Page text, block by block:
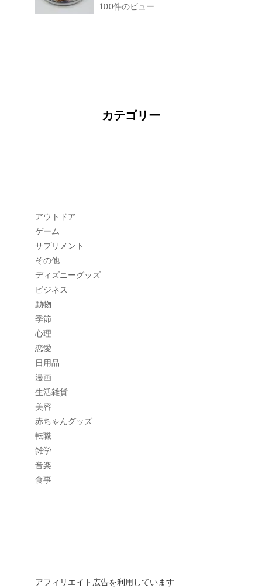
100件のビュー
カテゴリー
アウトドア
ゲーム
サプリメント
その他
ディズニーグッズ
ビジネス
動物
季節
心理
恋愛
日用品
漫画
生活雑貨
美容
赤ちゃんグッズ
転職
雑学
音楽
食事
アフィリエイト広告を利用しています